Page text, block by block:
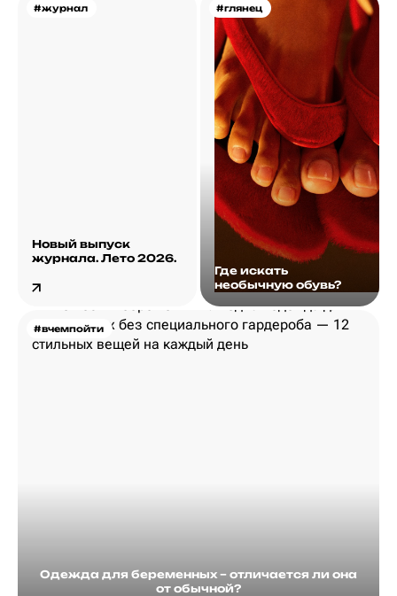
#журнал
Новый выпуск
журнала. Лето 2026.
#глянец
Где искать
необычную обувь?
#вчемпойти
Одежда для беременных – отличается ли она
от обычной?